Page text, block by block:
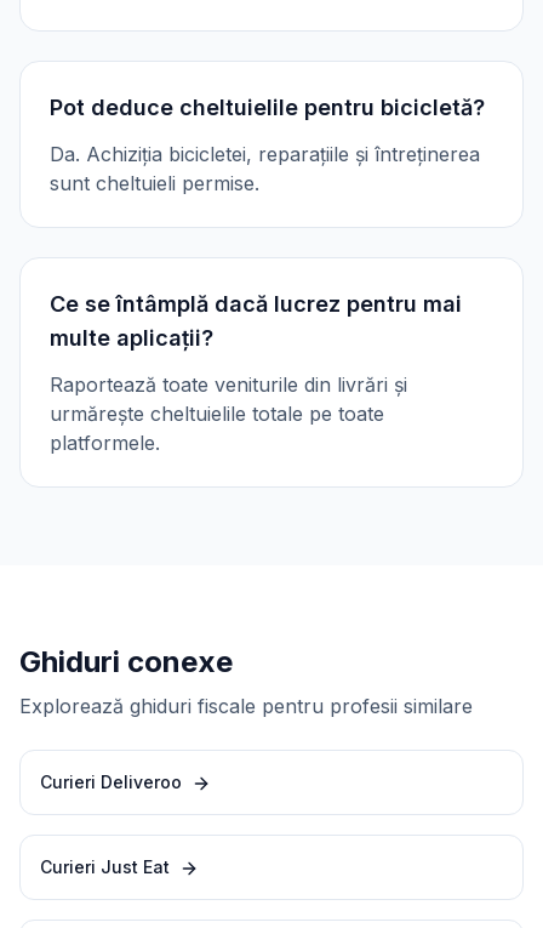
Pot deduce cheltuielile pentru bicicletă?
Da. Achiziția bicicletei, reparațiile și întreținerea
sunt cheltuieli permise.
Ce se întâmplă dacă lucrez pentru mai
multe aplicații?
Raportează toate veniturile din livrări și
urmărește cheltuielile totale pe toate
platformele.
Ghiduri conexe
Explorează ghiduri fiscale pentru profesii similare
Curieri Deliveroo
Curieri Just Eat